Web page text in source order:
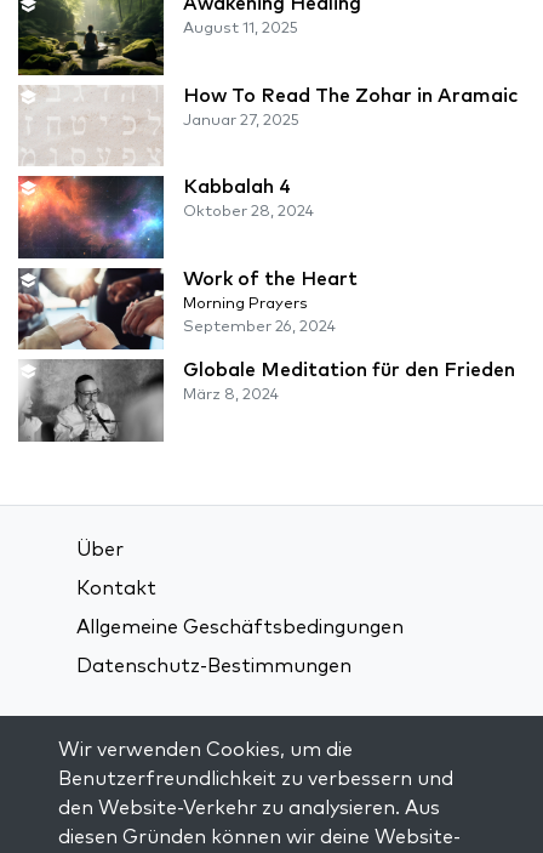
August 11, 2025
How To Read The Zohar in Aramaic
Januar 27, 2025
Kabbalah 4
Oktober 28, 2024
Work of the Heart
Morning Prayers
September 26, 2024
Globale Meditation für den Frieden
März 8, 2024
Über
Kontakt
Allgemeine Geschäftsbedingungen
Datenschutz-Bestimmungen
Verbindung über soziale Medien:
Visit kabbalah master classes
Wir verwenden Cookies, um die
Benutzerfreundlichkeit zu verbessern und
den Website-Verkehr zu analysieren. Aus
diesen Gründen können wir deine Website-